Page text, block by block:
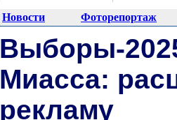
Новости Фоторепортаж
Выборы-
Миасса:
рекламу